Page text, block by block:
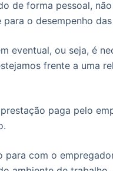
de forma pessoal,
o desempenho
eventual, ou seja, é
frente a uma
paga pelo
para com o